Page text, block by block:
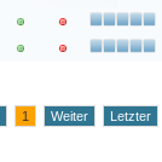
1 Weiter Letzter